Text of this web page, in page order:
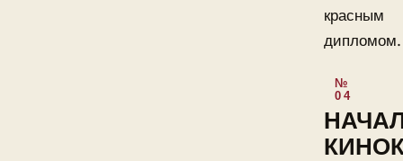
красным
дипломом.